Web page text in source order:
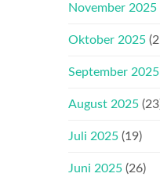
November 2025
Oktober 2025
September 2025
August 2025
Juli 2025 (19)
Juni 2025 (26)